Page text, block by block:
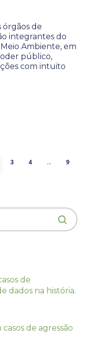
órgãos de
integrantes do
Ambiente, em
público,
com intuito
3 4 …
9
de
dados na história.
de agressão